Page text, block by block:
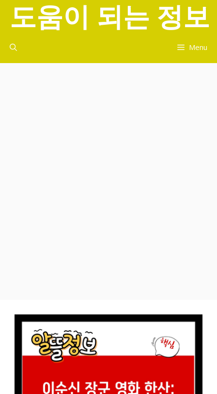
너
도움이 되는 정보
Menu